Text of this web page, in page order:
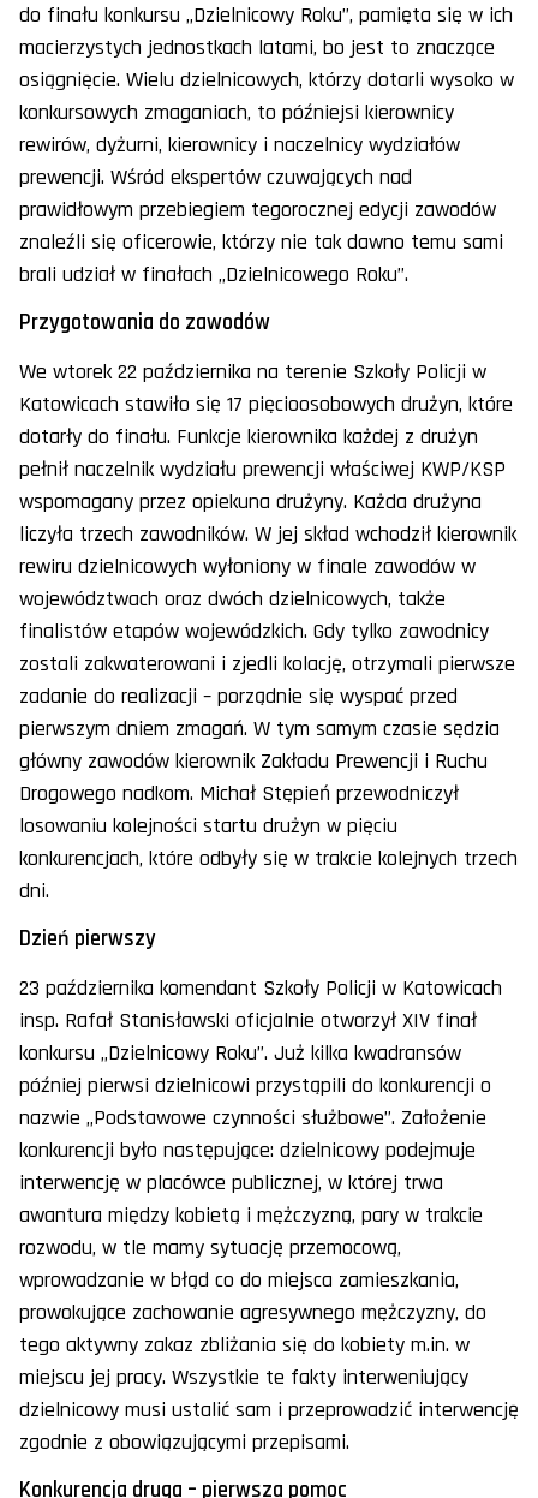
do finału konkursu „Dzielnicowy Roku”, pamięta się w ich
macierzystych jednostkach latami, bo jest to znaczące
osiągnięcie. Wielu dzielnicowych, którzy dotarli wysoko w
konkursowych zmaganiach, to późniejsi kierownicy
rewirów, dyżurni, kierownicy i naczelnicy wydziałów
prewencji. Wśród ekspertów czuwających nad
prawidłowym przebiegiem tegorocznej edycji zawodów
znaleźli się oficerowie, którzy nie tak dawno temu sami
brali udział w finałach „Dzielnicowego Roku”.
Przygotowania do zawodów
We wtorek 22 października na terenie Szkoły Policji w
Katowicach stawiło się 17 pięcioosobowych drużyn, które
dotarły do finału. Funkcje kierownika każdej z drużyn
pełnił naczelnik wydziału prewencji właściwej KWP/KSP
wspomagany przez opiekuna drużyny. Każda drużyna
liczyła trzech zawodników. W jej skład wchodził kierownik
rewiru dzielnicowych wyłoniony w finale zawodów w
województwach oraz dwóch dzielnicowych, także
finalistów etapów wojewódzkich. Gdy tylko zawodnicy
zostali zakwaterowani i zjedli kolację, otrzymali pierwsze
zadanie do realizacji – porządnie się wyspać przed
pierwszym dniem zmagań. W tym samym czasie sędzia
główny zawodów kierownik Zakładu Prewencji i Ruchu
Drogowego nadkom. Michał Stępień przewodniczył
losowaniu kolejności startu drużyn w pięciu
konkurencjach, które odbyły się w trakcie kolejnych trzech
dni.
Dzień pierwszy
23 października komendant Szkoły Policji w Katowicach
insp. Rafał Stanisławski oficjalnie otworzył XIV finał
konkursu „Dzielnicowy Roku”. Już kilka kwadransów
później pierwsi dzielnicowi przystąpili do konkurencji o
nazwie „Podstawowe czynności służbowe”. Założenie
konkurencji było następujące: dzielnicowy podejmuje
interwencję w placówce publicznej, w której trwa
awantura między kobietą i mężczyzną, pary w trakcie
rozwodu, w tle mamy sytuację przemocową,
wprowadzanie w błąd co do miejsca zamieszkania,
prowokujące zachowanie agresywnego mężczyzny, do
tego aktywny zakaz zbliżania się do kobiety m.in. w
miejscu jej pracy. Wszystkie te fakty interweniujący
dzielnicowy musi ustalić sam i przeprowadzić interwencję
zgodnie z obowiązującymi przepisami.
Konkurencja druga – pierwsza pomoc